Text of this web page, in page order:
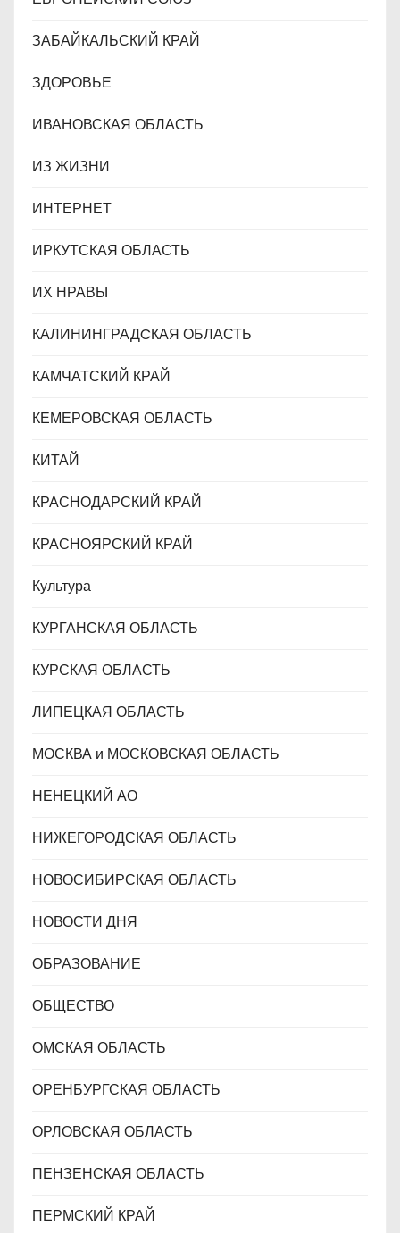
ЗАБАЙКАЛЬСКИЙ КРАЙ
ЗДОРОВЬЕ
ИВАНОВСКАЯ ОБЛАСТЬ
ИЗ ЖИЗНИ
ИНТЕРНЕТ
ИРКУТСКАЯ ОБЛАСТЬ
ИХ НРАВЫ
КАЛИНИНГРАДCКАЯ ОБЛАСТЬ
КАМЧАТСКИЙ КРАЙ
КЕМЕРОВСКАЯ ОБЛАСТЬ
КИТАЙ
КРАСНОДАРСКИЙ КРАЙ
КРАСНОЯРСКИЙ КРАЙ
Культура
КУРГАНСКАЯ ОБЛАСТЬ
КУРСКАЯ ОБЛАСТЬ
ЛИПЕЦКАЯ ОБЛАСТЬ
МОСКВА и МОСКОВСКАЯ ОБЛАСТЬ
НЕНЕЦКИЙ АО
НИЖЕГОРОДСКАЯ ОБЛАСТЬ
НОВОСИБИРСКАЯ ОБЛАСТЬ
НОВОСТИ ДНЯ
ОБРАЗОВАНИЕ
ОБЩЕСТВО
ОМСКАЯ ОБЛАСТЬ
ОРЕНБУРГСКАЯ ОБЛАСТЬ
ОРЛОВСКАЯ ОБЛАСТЬ
ПЕНЗЕНСКАЯ ОБЛАСТЬ
ПЕРМСКИЙ КРАЙ